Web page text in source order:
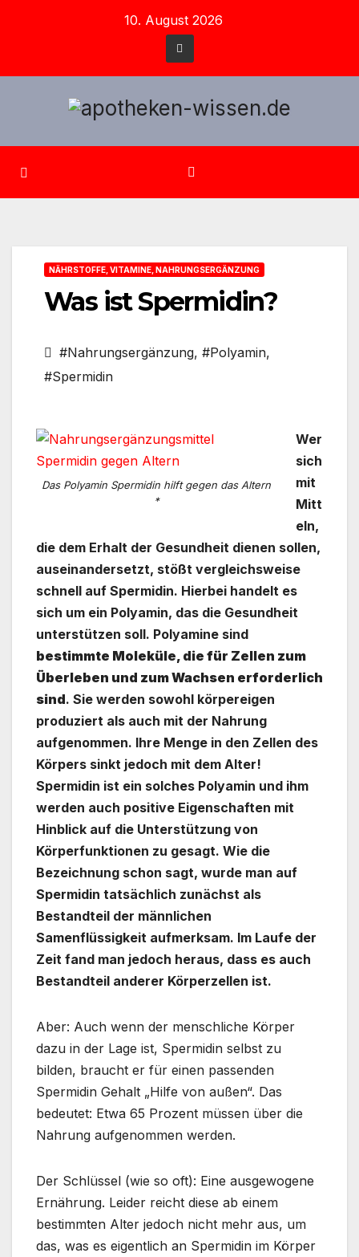
10. August 2026
NÄHRSTOFFE, VITAMINE, NAHRUNGSERGÄNZUNG
Was ist Spermidin?
#Nahrungsergänzung, #Polyamin,
#Spermidin
Das Polyamin Spermidin hilft gegen das Altern
*
Wer
sich
mit
Mitt
eln,
die dem Erhalt der Gesundheit dienen sollen,
auseinandersetzt, stößt vergleichsweise
schnell auf Spermidin. Hierbei handelt es
sich um ein Polyamin, das die Gesundheit
unterstützen soll. Polyamine sind
bestimmte Moleküle, die für Zellen zum
Überleben und zum Wachsen erforderlich
sind. Sie werden sowohl körpereigen
produziert als auch mit der Nahrung
aufgenommen. Ihre Menge in den Zellen des
Körpers sinkt jedoch mit dem Alter!
Spermidin ist ein solches Polyamin und ihm
werden auch positive Eigenschaften mit
Hinblick auf die Unterstützung von
Körperfunktionen zu gesagt. Wie die
Bezeichnung schon sagt, wurde man auf
Spermidin tatsächlich zunächst als
Bestandteil der männlichen
Samenflüssigkeit aufmerksam. Im Laufe der
Zeit fand man jedoch heraus, dass es auch
Bestandteil anderer Körperzellen ist.
Aber: Auch wenn der menschliche Körper
dazu in der Lage ist, Spermidin selbst zu
bilden, braucht er für einen passenden
Spermidin Gehalt „Hilfe von außen“. Das
bedeutet: Etwa 65 Prozent müssen über die
Nahrung aufgenommen werden.
Der Schlüssel (wie so oft): Eine ausgewogene
Ernährung. Leider reicht diese ab einem
bestimmten Alter jedoch nicht mehr aus, um
das, was es eigentlich an Spermidin im Körper